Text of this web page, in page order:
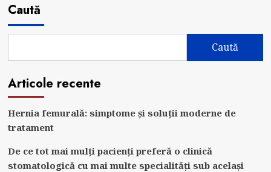
Caută
Caută
Articole recente
Hernia femurală: simptome și soluții moderne de
tratament
De ce tot mai mulți pacienți preferă o clinică
stomatologică cu mai multe specialități sub același